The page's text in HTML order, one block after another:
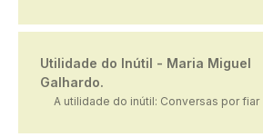
Utilidade do Inútil - Maria Miguel
Galhardo.
A utilidade do inútil: Conversas por fiar